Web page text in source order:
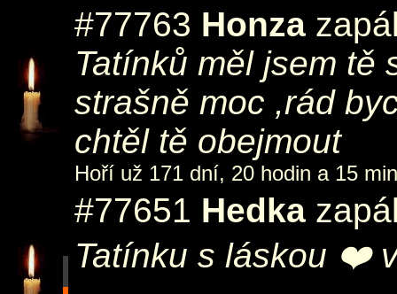
#77763 Honza
Tatínků měl jsem tě
strašně moc ,rád
chtěl tě obejmout
Hoří už 171 dní, 20 hodin a 15
#77651 Hedka
Tatínku s láskou ❤️